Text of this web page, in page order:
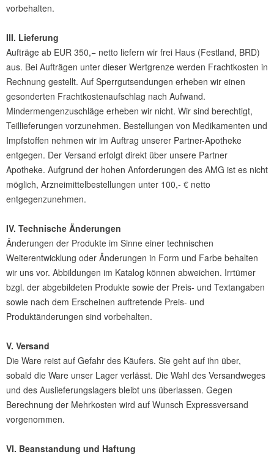
vorbehalten.
III. Lieferung
Aufträge ab EUR 350,− netto liefern wir frei Haus (Festland, BRD)
aus. Bei Aufträgen unter dieser Wertgrenze werden Frachtkosten in
Rechnung gestellt. Auf Sperrgutsendungen erheben wir einen
gesonderten Frachtkostenaufschlag nach Aufwand.
Mindermengenzuschläge erheben wir nicht. Wir sind berechtigt,
Teillieferungen vorzunehmen. Bestellungen von Medikamenten und
Impfstoffen nehmen wir im Auftrag unserer Partner-Apotheke
entgegen. Der Versand erfolgt direkt über unsere Partner
Apotheke. Aufgrund der hohen Anforderungen des AMG ist es nicht
möglich, Arzneimittelbestellungen unter 100,- € netto
entgegenzunehmen.
IV. Technische Änderungen
Änderungen der Produkte im Sinne einer technischen
Weiterentwicklung oder Änderungen in Form und Farbe behalten
wir uns vor. Abbildungen im Katalog können abweichen. Irrtümer
bzgl. der abgebildeten Produkte sowie der Preis- und Textangaben
sowie nach dem Erscheinen auftretende Preis- und
Produktänderungen sind vorbehalten.
V. Versand
Die Ware reist auf Gefahr des Käufers. Sie geht auf ihn über,
sobald die Ware unser Lager verlässt. Die Wahl des Versandweges
und des Auslieferungslagers bleibt uns überlassen. Gegen
Berechnung der Mehrkosten wird auf Wunsch Expressversand
vorgenommen.
VI. Beanstandung und Haftung